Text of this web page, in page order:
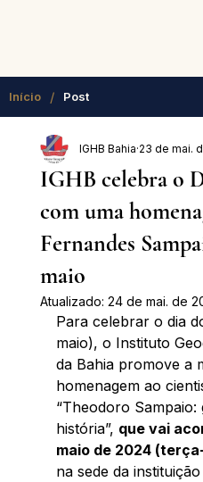
Início / Post
IGHB celebra o
com uma
Fernandes
maio
IGHB Bahia 23 de mai.
Atualizado: 24 de mai. de
Para celebrar o dia
maio), o Instituto
da Bahia promove a
homenagem ao
“Theodoro Sampaio:
história”, que vai
maio de 2024
na sede da